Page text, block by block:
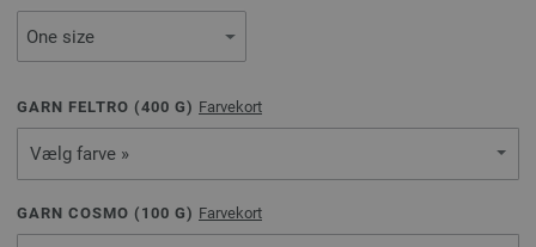
GARN FELTRO (400 G) Farvekort
Vælg farve »
GARN COSMO ( 100 G) Farvekort